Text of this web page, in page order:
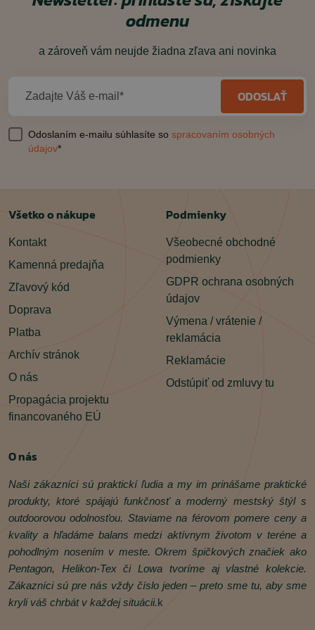
odmenu
a zároveň vám neujde žiadna zľava ani novinka
Zadajte Váš e-mail* ODOSLAŤ
Odoslaním e-mailu súhlasíte so spracovaním osobných
údajov*
Všetko o nákupe
Kontakt
Kamenná predajňa
Zľavový kód
Doprava
Platba
Archív stránok
O nás
Propagácia projektu
financovaného EÚ
Podmienky
Všeobecné obchodné
podmienky
GDPR ochrana osobných
údajov
Výmena / vrátenie /
reklamácia
Reklamácie
Odstúpiť od zmluvy tu
O nás
Naši zákazníci sú praktickí ľudia a my im prinášame praktické
produkty, ktoré spájajú funkčnosť a moderný mestský štýl s
outdoorovou odolnosťou. Staviame na férovom pomere ceny a
kvality a hľadáme balans medzi aktívnym životom v teréne a
pohodlným nosením v meste. Okrem špičkových značiek ako
Pentagon, Helikon‑Tex či Lowa tvoríme aj vlastné kolekcie.
Zákazníci sú pre nás vždy číslo jeden – preto sme tu, aby sme
kryli váš chrbát v každej situácii.k